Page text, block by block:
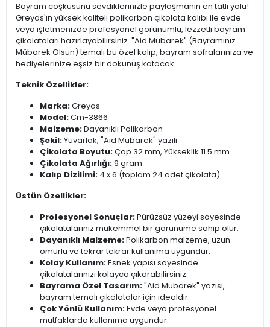
Bayram coşkusunu sevdiklerinizle paylaşmanın en tatlı yolu!
Greyas'ın yüksek kaliteli polikarbon çikolata kalıbı ile evde
veya işletmenizde profesyonel görünümlü, lezzetli bayram
çikolataları hazırlayabilirsiniz. "Aid Mubarek" (Bayramınız
Mübarek Olsun) temalı bu özel kalıp, bayram sofralarınıza ve
hediyelerinize eşsiz bir dokunuş katacak.
Teknik Özellikler:
Marka:Greyas
Model:Cm-3866
Malzeme:Dayanıklı Polikarbon
Şekil:Yuvarlak, "Aid Mubarek" yazılı
Çikolata Boyutu:Çap 32 mm, Yükseklik 11.5 mm
Çikolata Ağırlığı:9 gram
Kalıp Dizilimi: 4 x 6 (toplam 24 adet çikolata)
Üstün Özellikler:
Profesyonel Sonuçlar:Pürüzsüz yüzeyi sayesinde
çikolatalarınız mükemmel bir görünüme sahip olur.
Dayanıklı Malzeme:Polikarbon malzeme, uzun
ömürlü ve tekrar tekrar kullanıma uygundur.
Kolay Kullanım:Esnek yapısı sayesinde
çikolatalarınızı kolayca çıkarabilirsiniz.
Bayrama Özel Tasarım:"Aid Mubarek" yazısı,
bayram temalı çikolatalar için idealdir.
Çok Yönlü Kullanım:Evde veya profesyonel
mutfaklarda kullanıma uygundur.